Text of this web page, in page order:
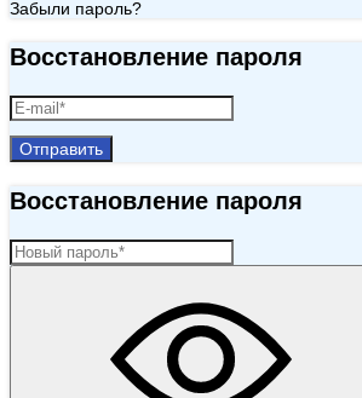
Забыли пароль?
Восстановление пароля
Отправить
Восстановление пароля